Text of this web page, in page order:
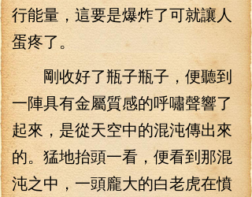
行能量，這要是爆炸了可就讓人
蛋疼了。
剛收好了瓶子瓶子，便聽到
一陣具有金屬質感的呼嘯聲響了
起來，是從天空中的混沌傳出來
的。猛地抬頭一看，便看到那混
沌之中，一頭龐大的白老虎在憤